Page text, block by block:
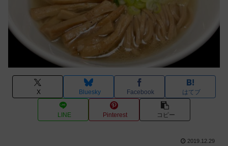
X Bluesky Facebook はてブ
LINE Pinterest コピー
2019.12.29